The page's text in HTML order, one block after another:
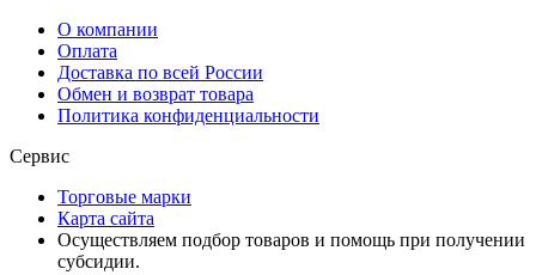
О компании
Оплата
Доставка по всей России
Обмен и возврат товара
Политика конфиденциальности
Сервис
Торговые марки
Карта сайта
Осуществляем подбор товаров и помощь при получении
субсидии.